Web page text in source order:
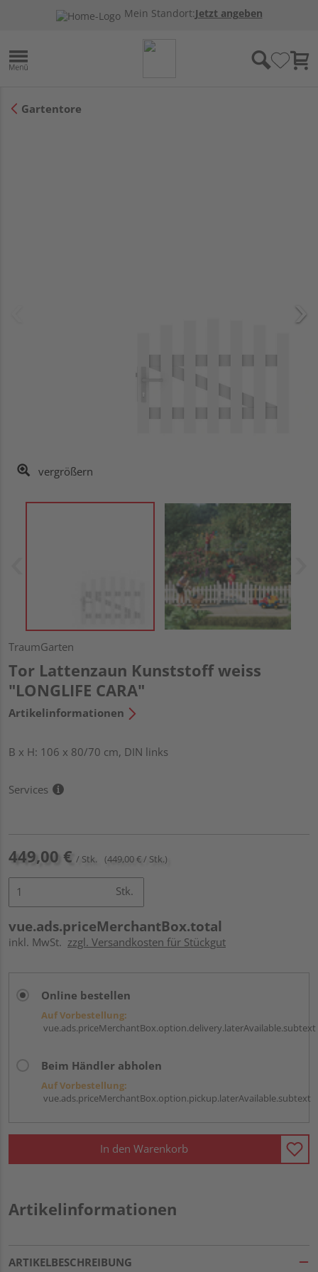
Mein Standort:Jetzt angeben
Gartentore
vergrößern
TraumGarten
Tor Lattenzaun Kunststoff weiss
"LONGLIFE CARA"
Artikelinformationen
B x H: 106 x 80/70 cm, DIN links
Services
449,00 € / Stk. (449,00 € / Stk.)
Stk.
vue.ads.priceMerchantBox.total
inkl. MwSt. zzgl. Versandkosten für Stückgut
Online bestellen
Auf Vorbestellung:
vue.ads.priceMerchantBox.option.delivery.laterAvailable.subtext
Beim Händler abholen
Auf Vorbestellung:
vue.ads.priceMerchantBox.option.pickup.laterAvailable.subtext
In den Warenkorb
Artikelinformationen
ARTIKELBESCHREIBUNG